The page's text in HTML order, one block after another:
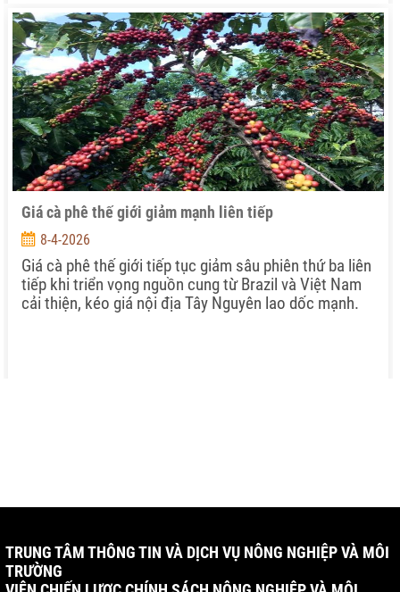
Giá cà phê thế giới giảm mạnh liên tiếp
8-4-2026
Giá cà phê thế giới tiếp tục giảm sâu phiên thứ ba liên
tiếp khi triển vọng nguồn cung từ Brazil và Việt Nam
cải thiện, kéo giá nội địa Tây Nguyên lao dốc mạnh.
TRUNG TÂM THÔNG TIN VÀ DỊCH VỤ NÔNG NGHIỆP VÀ MÔI
TRƯỜNG